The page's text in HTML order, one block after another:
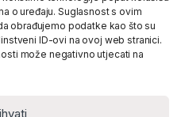
o uređaju. Suglasnost s ovim
obrađujemo podatke kao što su
ID-ovi na ovoj web stranici.
može negativno utjecati na